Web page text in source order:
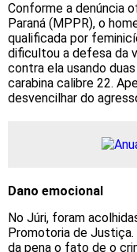
Conforme a denúncia
Paraná (MPPR), o
qualificada por
dificultou a defesa da
contra ela usando
carabina calibre 22.
desvencilhar do
Dano emocional
No Júri, foram
Promotoria de
da pena o fato de o